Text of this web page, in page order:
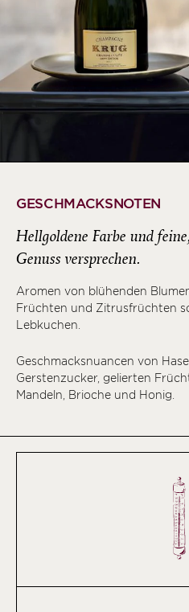
GESCHMACKSNOTEN
Hellgoldene Farbe und
Genuss versprechen.
Aromen von blühenden
Früchten und Zitrusfrüchten
Lebkuchen.
Geschmacksnuancen von
Gerstenzucker, gelierten
Mandeln, Brioche und Honig.